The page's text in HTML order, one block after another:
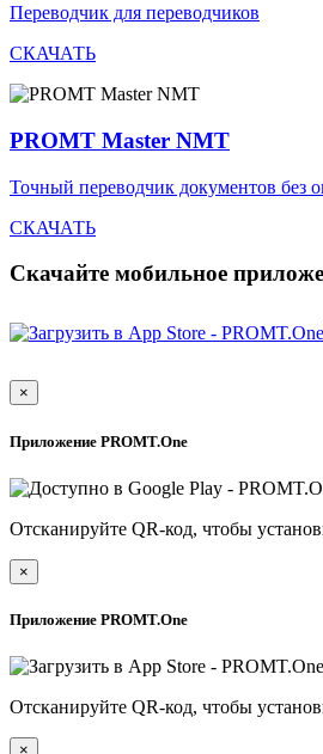
Переводчик для переводчиков
СКАЧАТЬ
PROMT Master NMT
Точный переводчик документов без
СКАЧАТЬ
Скачайте мобильное
×
Приложение PROMT.One
Отсканируйте QR-код, чтобы
×
Приложение PROMT.One
Отсканируйте QR-код, чтобы
×